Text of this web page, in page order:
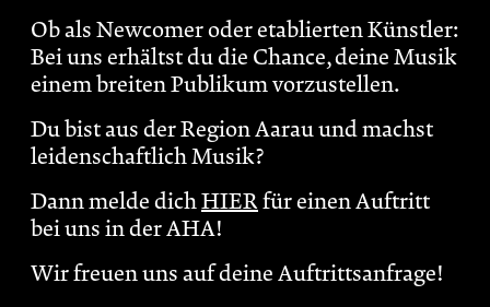
Ob als Newcomer oder etablierten Künstler:
Bei uns erhältst du die Chance, deine Musik
einem breiten Publikum vorzustellen.
Du bist aus der Region Aarau und machst
leidenschaftlich Musik?
Dann melde dichHIERfür einen Auftritt
bei uns in der AHA!
Wir freuen uns auf deine Auftrittsanfrage!